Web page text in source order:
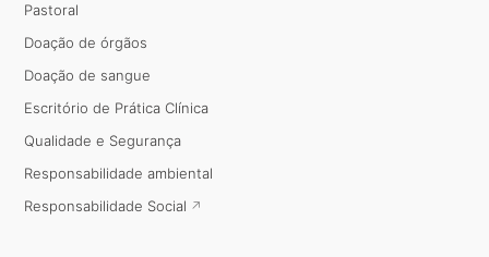
Pastoral
Doação de órgãos
Doação de sangue
Escritório de Prática Clínica
Qualidade e Segurança
Responsabilidade ambiental
Responsabilidade Social